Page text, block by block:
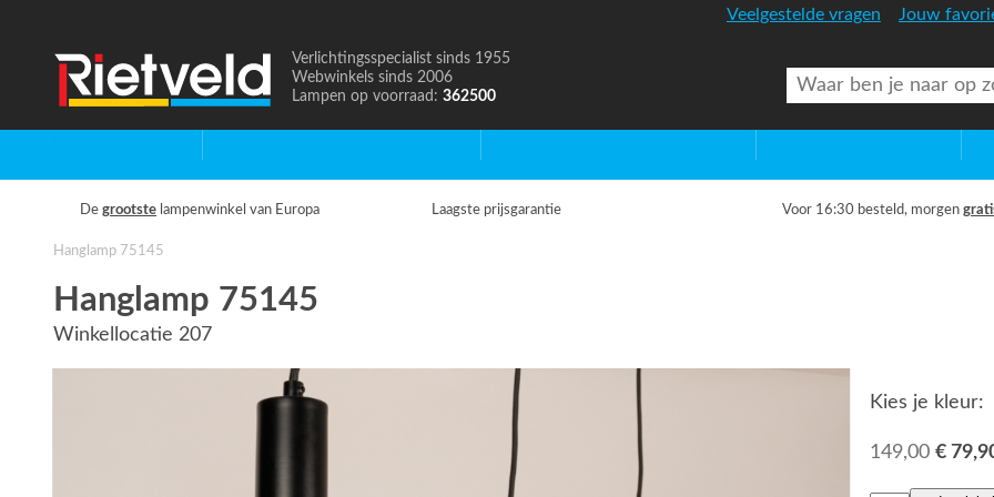
Veelgestelde vragen Jouw
Naar
de
Verlichtingsspecialist sinds 1955
Webwinkels sinds 2006
Lampen op voorraad: 362500
De grootste lampenwinkel van Europa Laagste prijsgarantie Voor 16:30 besteld, morgen
Hanglamp 75145
Hanglamp 75145
Winkellocatie 207
Kies je kleur:
149,00 €